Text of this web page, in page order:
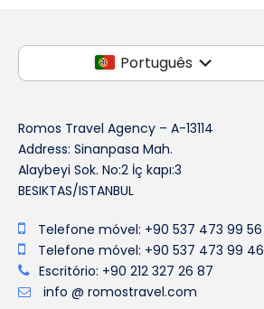
Português
Romos Travel Agency – A-13114
Address: Sinanpasa Mah.
Alaybeyi Sok. No:2 İç kapı:3
BESIKTAS/ISTANBUL
Telefone móvel: +90 537 473 99 56
Telefone móvel: +90 537 473 99 46
Escritório: +90 212 327 26 87
info @ romostravel.com